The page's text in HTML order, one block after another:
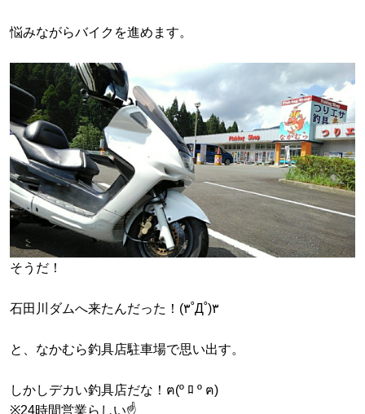
悩みながらバイクを進めます。
そうだ！
石田川ダムへ来たんだった！(۳˚Д˚)۳
と、なかむら釣具店駐車場で思い出す。
しかしデカい釣具店だな！ฅ(º ﾛ º ฅ)
※24時間営業らしい☝️